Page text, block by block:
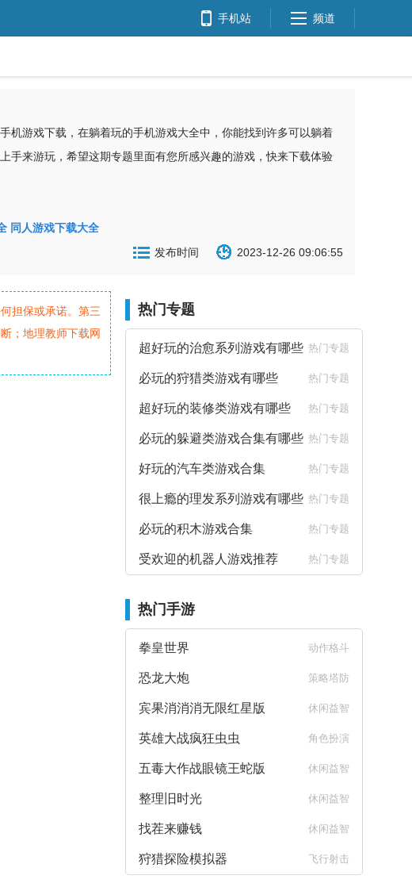
手机站 频道
机游戏下载，在躺着玩的手机游戏大全中，你能找到许多可以躺着
手来游玩，希望这期专题里面有您所感兴趣的游戏，快来下载体验
同人游戏下载大全
2023-12-26 09:06:55
发布时间
担保或承诺。第三
；地理教师下载网
热门专题
超好玩的治愈系列游戏有哪些 热门专题
必玩的狩猎类游戏有哪些 热门专题
超好玩的装修类游戏有哪些 热门专题
必玩的躲避类游戏合集有哪些 热门专题
好玩的汽车类游戏合集 热门专题
很上瘾的理发系列游戏有哪些 热门专题
必玩的积木游戏合集 热门专题
受欢迎的机器人游戏推荐 热门专题
热门手游
拳皇世界 动作格斗
恐龙大炮 策略塔防
宾果消消消无限红星版 休闲益智
英雄大战疯狂虫虫 角色扮演
五毒大作战眼镜王蛇版 休闲益智
整理旧时光 休闲益智
找茬来赚钱 休闲益智
狩猎探险模拟器 飞行射击